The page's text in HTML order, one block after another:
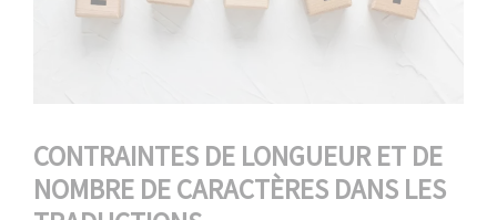
CONTRAINTES DE LONGUEUR ET DE
NOMBRE DE CARACTÈRES DANS LES